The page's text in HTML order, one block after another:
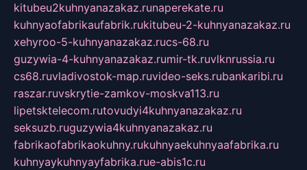
kitubeu2kuhnyanazakaz.runaperekate.ru
kuhnyaofabrikaufabrik.rukitubeu-2-kuhnyanazakaz.ru
xehyroo-5-kuhnyanazakaz.rucs-68.ru
guzywia-4-kuhnyanazakaz.rumir-tk.ruvlknrussia.ru
cs68.ruvladivostok-map.ruvideo-seks.rubankaribi.ru
raszar.ruvskrytie-zamkov-moskva113.ru
lipetsktelecom.rutovudyi4kuhnyanazakaz.ru
seksuzb.ruguzywia4kuhnyanazakaz.ru
fabrikaofabrikaokuhny.rukuhnyaekuhnyaafabrika.ru
kuhnyaykuhnyayfabrika.rue-abis1c.ru